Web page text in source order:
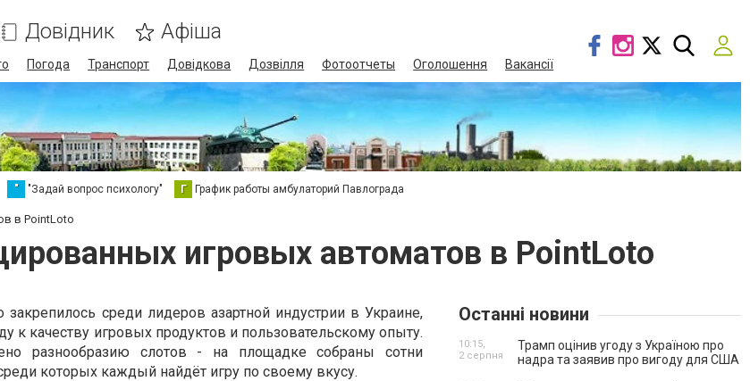
Довідник Афіша
Погода Транспорт Довідкова Дозвілля Фотоотчеты Оголошення Вакансії
" "Задай вопрос психологу" Г График работы амбулаторий Павлограда
в PointLoto
игровых автоматов в PointLoto
среди лидеров азартной индустрии в Украине,
к качеству игровых продуктов и пользовательскому опыту.
разнообразию слотов - на площадке собраны сотни
которых каждый найдёт игру по своему вкусу.
Останні новини
Трамп оцінив угоду з Україною про
надра та заявив про вигоду для США
10:15,
2 серпня